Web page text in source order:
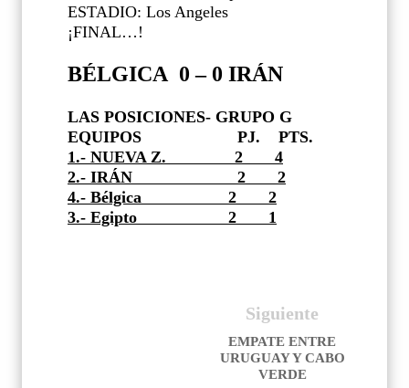
ESTADIO: Los Angeles
¡FINAL…!
BÉLGICA 0 – 0 IRÁN
LAS POSICIONES- GRUPO G
EQUIPOS
PJ.
PTS.
1.- NUEVA Z.
2
4
2.- IRÁN
2
2
4.- Bélgica
2
2
3.- Egipto 2 1
Siguiente
EMPATE ENTRE
URUGUAY Y CABO
VERDE